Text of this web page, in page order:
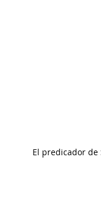
El predicador de